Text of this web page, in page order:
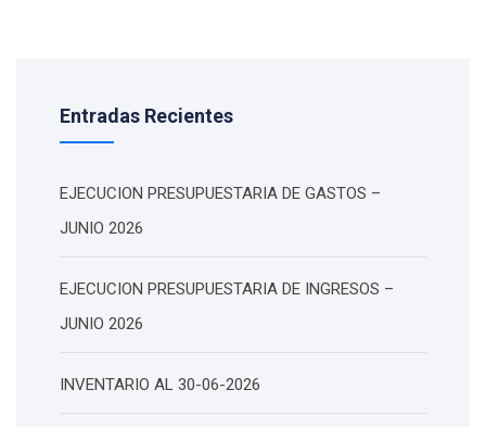
Entradas Recientes
EJECUCION PRESUPUESTARIA DE GASTOS –
JUNIO 2026
EJECUCION PRESUPUESTARIA DE INGRESOS –
JUNIO 2026
INVENTARIO AL 30-06-2026